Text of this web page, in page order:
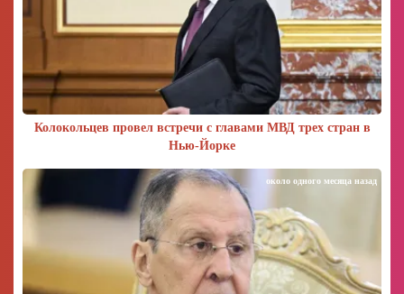
Колокольцев провел встречи с главами МВД трех стран в
Нью-Йорке
около одного месяца назад